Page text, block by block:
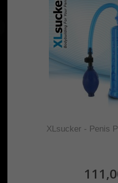
XLsucker - Penis